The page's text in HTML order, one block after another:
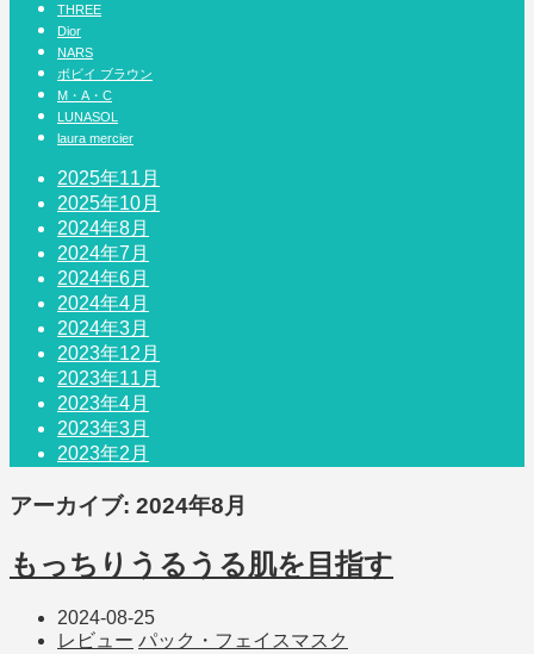
THREE
Dior
NARS
ボビイ ブラウン
M・A・C
LUNASOL
laura mercier
2025年11月
2025年10月
2024年8月
2024年7月
2024年6月
2024年4月
2024年3月
2023年12月
2023年11月
2023年4月
2023年3月
2023年2月
アーカイブ: 2024年8月
もっちりうるうる肌を目指す
2024-08-25
レビュー パック・フェイスマスク